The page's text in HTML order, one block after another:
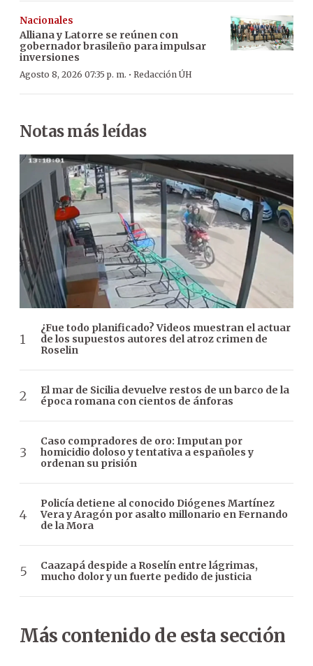
Nacionales
Alliana y Latorre se reúnen con
gobernador brasileño para impulsar
inversiones
Agosto 8, 2026 07:35 p. m. · Redacción ÚH
Notas más leídas
¿Fue todo planificado? Videos muestran el actuar
de los supuestos autores del atroz crimen de
Roselin
El mar de Sicilia devuelve restos de un barco de la
época romana con cientos de ánforas
Caso compradores de oro: Imputan por
homicidio doloso y tentativa a españoles y
ordenan su prisión
Policía detiene al conocido Diógenes Martínez
Vera y Aragón por asalto millonario en Fernando
de la Mora
Caazapá despide a Roselín entre lágrimas,
mucho dolor y un fuerte pedido de justicia
Más contenido de esta sección